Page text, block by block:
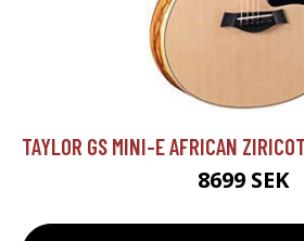
TAYLOR GS MINI-E AFRICAN
8699 SEK